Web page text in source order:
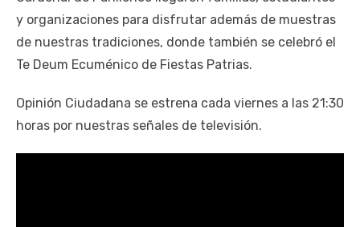
y organizaciones para disfrutar además de muestras
de nuestras tradiciones, donde también se celebró el
Te Deum Ecuménico de Fiestas Patrias.
Opinión Ciudadana se estrena cada viernes a las 21:30
horas por nuestras señales de televisión.